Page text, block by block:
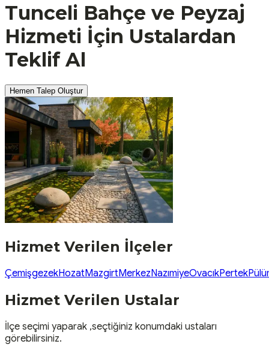
Tunceli Bahçe ve Peyzaj
Hizmeti İçin Ustalardan
Teklif Al
Hemen Talep Oluştur
Hizmet Verilen İlçeler
ÇemişgezekHozatMazgirtMerkezNazımiyeOvacıkPertek
Hizmet Verilen Ustalar
İlçe seçimi yaparak ,seçtiğiniz konumdaki ustaları
görebilirsiniz.